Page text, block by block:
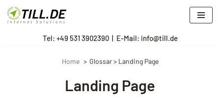
Zum
Tel: +49 531 3902390| E-Mail: info@till.de
Home Glossar > Landing Page
Landing Page